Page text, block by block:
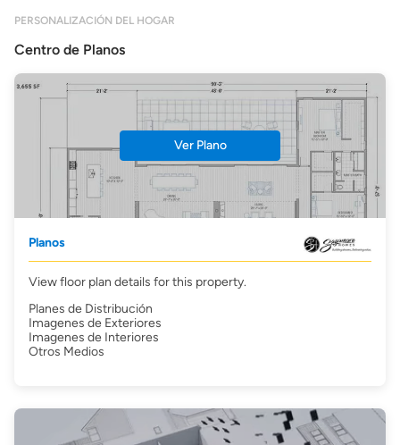
PERSONALIZACIÓN DEL HOGAR
Centro de Planos
Ver Plano
Planos
View floor plan details for this property.
Planes de Distribución
Imagenes de Exteriores
Imagenes de Interiores
Otros Medios